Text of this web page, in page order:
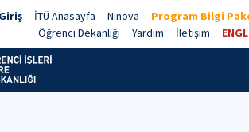
İTÜ Anasayfa Ninova
Program Bilgi
Öğrenci Dekanlığı
Yardım İletişim